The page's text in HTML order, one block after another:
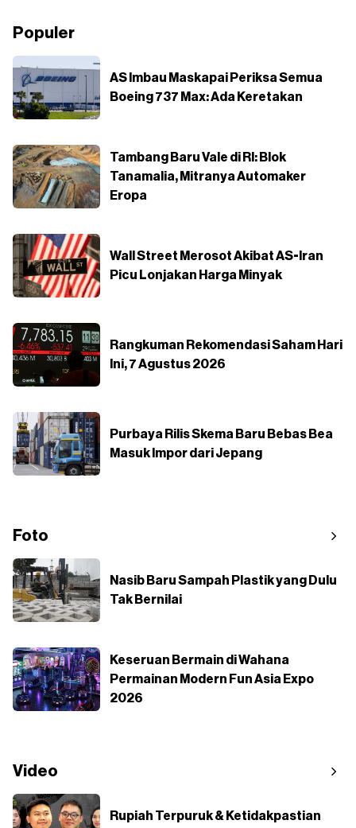
Populer
AS Imbau Maskapai Periksa Semua
Boeing 737 Max: Ada Keretakan
Tambang Baru Vale di RI: Blok
Tanamalia, Mitranya Automaker
Eropa
Wall Street Merosot Akibat AS-Iran
Picu Lonjakan Harga Minyak
Rangkuman Rekomendasi Saham Hari
Ini, 7 Agustus 2026
Purbaya Rilis Skema Baru Bebas Bea
Masuk Impor dari Jepang
Foto
Nasib Baru Sampah Plastik yang Dulu
Tak Bernilai
Keseruan Bermain di Wahana
Permainan Modern Fun Asia Expo
2026
Video
Rupiah Terpuruk & Ketidakpastian